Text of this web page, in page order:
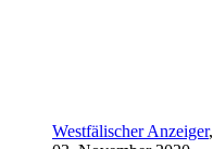
Westfälischer Anzeiger,